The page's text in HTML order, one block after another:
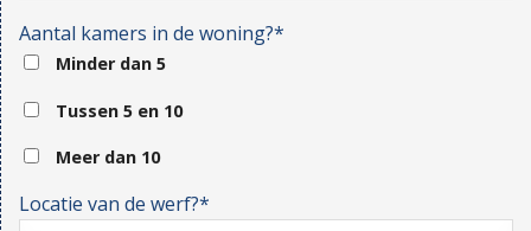
Aantal kamers in de woning?*
Minder dan 5
Tussen 5 en 10
Meer dan 10
Locatie van de werf?*